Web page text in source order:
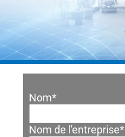
Nom*
Nom de l'entreprise*